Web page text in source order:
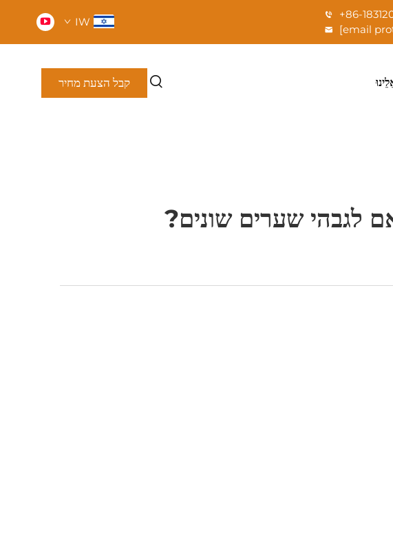
+86-
[email
IW
קבל הצעת מחיר
לגבהי שערים שונים?